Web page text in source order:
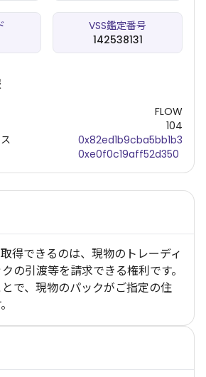
VSS鑑定番号
142538131
FLOW
104
0x82ed1b9cba5bb1b3
0xe0f0c19aff52d350
得できるのは、現物のトレーディ
の引渡等を請求できる権利です。
で、現物のパックがご指定の住